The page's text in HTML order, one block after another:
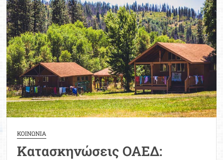
Χριστουγέννων
που
θα
πάρουν
οι
αναπληρωτές
εκπαιδευτικοί
ΚΟΙΝΩΝΙΑ
Κατασκηνώσεις ΟΑΕΔ: